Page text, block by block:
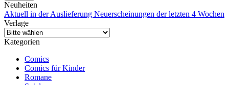
Neuheiten
Aktuell in der Auslieferung Neuerscheinungen der letzten 4 Wochen
Verlage
Kategorien
Comics
Comics für Kinder
Romane